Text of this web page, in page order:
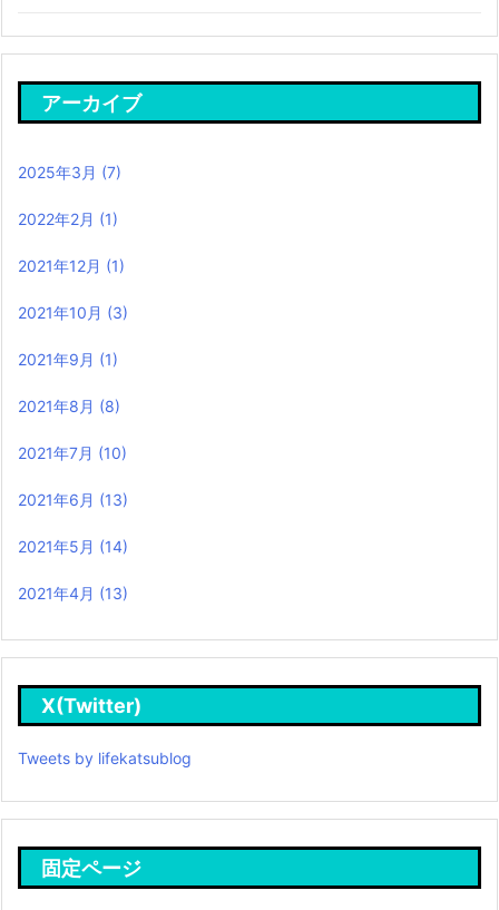
アーカイブ
2025年3月 (7)
2022年2月 (1)
2021年12月 (1)
2021年10月 (3)
2021年9月 (1)
2021年8月 (8)
2021年7月 (10)
2021年6月 (13)
2021年5月 (14)
2021年4月 (13)
X(Twitter)
Tweets by lifekatsublog
固定ページ